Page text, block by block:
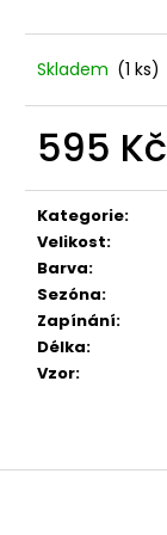
Skladem (1 ks)
595 Kč
cena:
Kategorie:
Velikost:
Barva:
Sezóna:
Zapínání:
Délka:
Vzor: